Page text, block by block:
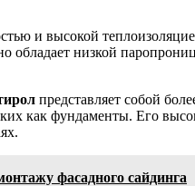
и высокой
обладает низкой
представляет собой
как фундаменты. Его
фасадного сайдинга